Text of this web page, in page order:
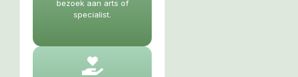
bezoek aan arts of
specialist.